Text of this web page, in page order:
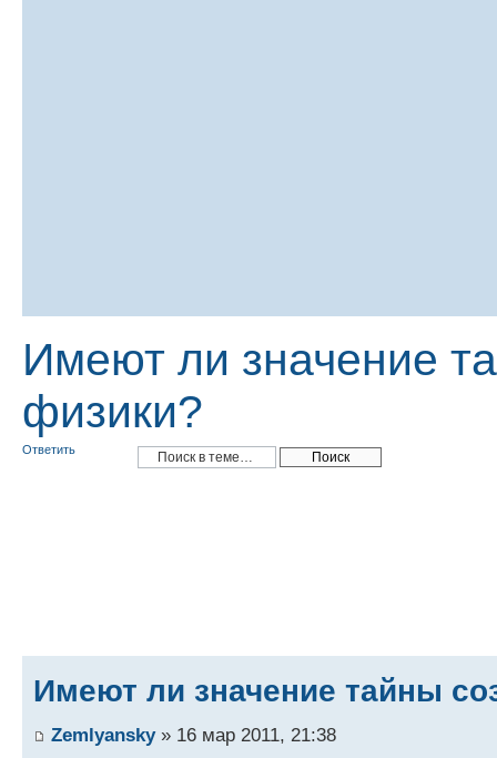
Имеют ли значение
физики?
Ответить
Имеют ли значение тайны
Zemlyansky» 16 мар 2011, 21:38